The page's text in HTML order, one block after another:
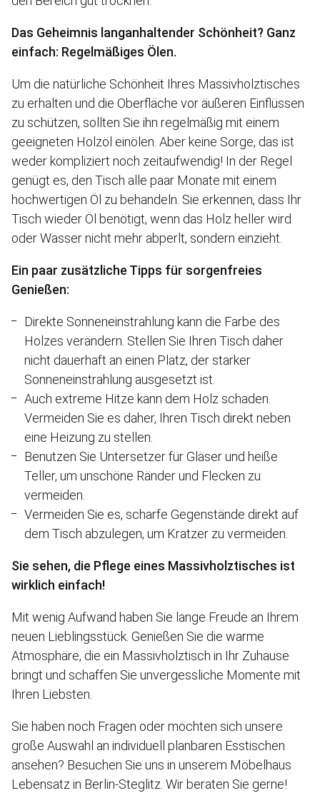
Das Geheimnis langanhaltender Schönheit? Ganz
einfach: Regelmäßiges Ölen.
Um die natürliche Schönheit Ihres Massivholztisches
zu erhalten und die Oberfläche vor äußeren Einflüssen
zu schützen, sollten Sie ihn regelmäßig mit einem
geeigneten Holzöl einölen. Aber keine Sorge, das ist
weder kompliziert noch zeitaufwendig! In der Regel
genügt es, den Tisch alle paar Monate mit einem
hochwertigen Öl zu behandeln. Sie erkennen, dass Ihr
Tisch wieder Öl benötigt, wenn das Holz heller wird
oder Wasser nicht mehr abperlt, sondern einzieht.
Ein paar zusätzliche Tipps für sorgenfreies
Genießen:
Direkte Sonneneinstrahlung kann die Farbe des
Holzes verändern. Stellen Sie Ihren Tisch daher
nicht dauerhaft an einen Platz, der starker
Sonneneinstrahlung ausgesetzt ist.
Auch extreme Hitze kann dem Holz schaden.
Vermeiden Sie es daher, Ihren Tisch direkt neben
eine Heizung zu stellen.
Benutzen Sie Untersetzer für Gläser und heiße
Teller, um unschöne Ränder und Flecken zu
vermeiden.
Vermeiden Sie es, scharfe Gegenstände direkt auf
dem Tisch abzulegen, um Kratzer zu vermeiden.
Sie sehen, die Pflege eines Massivholztisches ist
wirklich einfach!
Mit wenig Aufwand haben Sie lange Freude an Ihrem
neuen Lieblingsstück. Genießen Sie die warme
Atmosphäre, die ein Massivholztisch in Ihr Zuhause
bringt und schaffen Sie unvergessliche Momente mit
Ihren Liebsten.
Sie haben noch Fragen oder möchten sich unsere
große Auswahl an individuell planbaren Esstischen
ansehen? Besuchen Sie uns in unserem Möbelhaus
Lebensatz in Berlin-Steglitz. Wir beraten Sie gerne!